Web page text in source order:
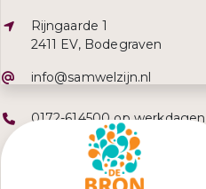
Adres:
Rijngaarde 1
2411 EV, Bodegraven
E-mailadres:
info@samwelzijn.nl
Telefoonnummer:
0172-614500 op werkdagen
tussen 09.00 uur – 11.00 uur.